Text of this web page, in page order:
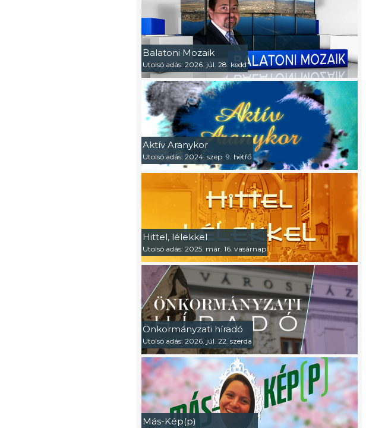
Balatoni Mozaik
Utolsó adás: 2026. júl. 28. kedd
Aktív Aranykor
Utolsó adás: 2024. szep. 9. hétfő
Hittel, lélekkel
Utolsó adás: 2025. már. 16. vasárnap
Önkormányzati híradó
Utolsó adás: 2026. júl. 22. szerda
Más-Kép(p)